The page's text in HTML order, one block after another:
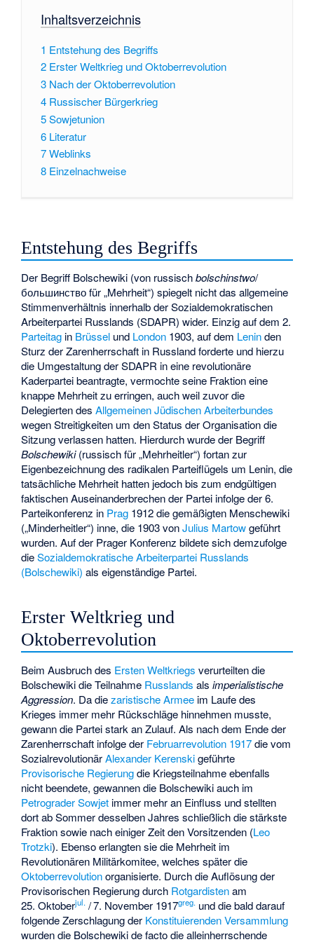
Inhaltsverzeichnis
1 Entstehung des Begriffs
2 Erster Weltkrieg und Oktoberrevolution
3 Nach der Oktoberrevolution
4 Russischer Bürgerkrieg
5Sowjetunion
6 Literatur
7Weblinks
8 Einzelnachweise
Entstehung des Begriffs
Der Begriff Bolschewiki (von russischbolschinstwo/
большинствоfür „Mehrheit“) spiegelt nicht das allgemeine
Stimmenverhältnis innerhalb der Sozialdemokratischen
Arbeiterpartei Russlands (SDAPR) wider. Einzig auf dem 2.
Parteitag in Brüssel und London 1903, auf dem Leninden
Sturz der Zarenherrschaft in Russland forderte und hierzu
die Umgestaltung der SDAPR in eine revolutionäre
Kaderpartei beantragte, vermochte seine Fraktion eine
knappe Mehrheit zu erringen, auch weil zuvor die
Delegierten desAllgemeinen Jüdischen Arbeiterbundes
wegen Streitigkeiten um den Status der Organisation die
Sitzung verlassen hatten. Hierdurch wurde der Begriff
Bolschewiki(russisch für „Mehrheitler“) fortan zur
Eigenbezeichnung des radikalen Parteiflügels um Lenin, die
tatsächliche Mehrheit hatten jedoch bis zum endgültigen
faktischen Auseinanderbrechen der Partei infolge der 6.
Parteikonferenz in Prag 1912 die gemäßigten Menschewiki
(„Minderheitler“) inne, die 1903 vonJulius Martowgeführt
wurden. Auf der Prager Konferenz bildete sich demzufolge
dieSozialdemokratische Arbeiterpartei Russlands
(Bolschewiki) als eigenständige Partei.
Erster Weltkrieg und
Oktoberrevolution
Beim Ausbruch des Ersten Weltkriegs verurteilten die
Bolschewiki die Teilnahme Russlands alsimperialistische
Aggression. Da diezaristische Armee im Laufe des
Krieges immer mehr Rückschläge hinnehmen musste,
gewann die Partei stark an Zulauf. Als nach dem Ende der
Zarenherrschaft infolge der Februarrevolution 1917die vom
SozialrevolutionärAlexander Kerenskigeführte
Provisorische Regierungdie Kriegsteilnahme ebenfalls
nicht beendete, gewannen die Bolschewiki auch im
Petrograder Sowjet immer mehr an Einfluss und stellten
dort ab Sommer desselben Jahres schließlich die stärkste
Fraktion sowie nach einiger Zeit den Vorsitzenden (Leo
Trotzki). Ebenso erlangten sie die Mehrheit im
Revolutionären Militärkomitee, welches später die
Oktoberrevolutionorganisierte. Durch die Auflösung der
Provisorischen Regierung durch Rotgardistenam
25. Oktoberjul. /7. November 1917greg.und die bald darauf
folgende Zerschlagung der Konstituierenden Versammlung
wurden die Bolschewiki de facto die alleinherrschende